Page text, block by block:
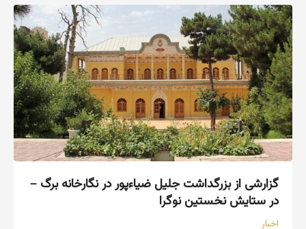
گزارشی از بزرگداشت جلیل ضیاءپور در نگارخانه برگ –
در ستایش نخستین نوگرا
اخبار